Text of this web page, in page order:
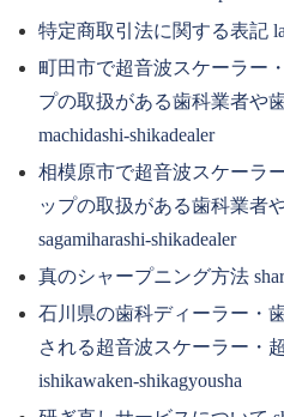
特定商取引法に関する表記
町田市で超音波スケーラー
プの取扱がある歯科業者や
machidashi-shikadealer
相模原市で超音波スケーラ
ップの取扱がある歯科業者
sagamiharashi-shikadealer
真のシャープニング方法
石川県の歯科ディーラー・
される超音波スケーラー・
ishikawaken-shikagyousha